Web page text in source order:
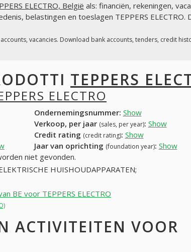
ELECTRO, België als: financiën, rekeningen,
belastingen en toeslagen TEPPERS ELECTRO.
vacancies. Download bank accounts, tenders, credit
TEPPERS
ELECTRO
Ondernemingsnummer: Show
Verkoop, per jaar (sales, per year): Show
Credit rating (credit rating): Show
Jaar van oprichting (foundation year): Show
niet gevonden.
HUISHOUDAPPARATEN;
BE voor TEPPERS ELECTRO
ACTIVITEITEN VOOR